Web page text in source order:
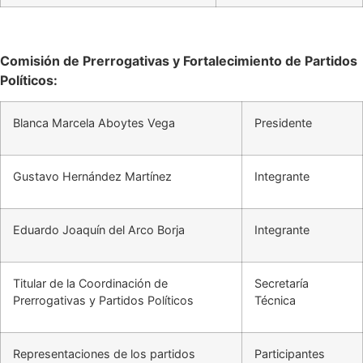
Comisión de Prerrogativas y Fortalecimiento de Partidos
Políticos:
Blanca Marcela Aboytes Vega Presidente
Gustavo Hernández Martínez Integrante
Eduardo Joaquín del Arco Borja Integrante
Titular de la Coordinación de
Prerrogativas y Partidos Políticos
Secretaría
Técnica
Representaciones de los partidos Participantes